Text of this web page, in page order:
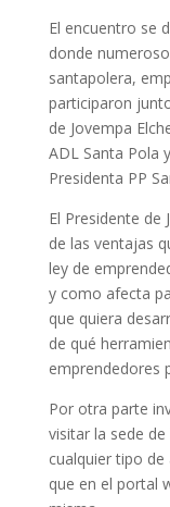
El encuentro se
donde
santapolera,
participaron
de Jovempa
ADL Santa Pola
Presidenta PP
El Presidente de
de las ventajas
ley de
y como afecta
que quiera
de qué
emprendedores
Por otra parte
visitar la sede
cualquier tipo
que en el portal